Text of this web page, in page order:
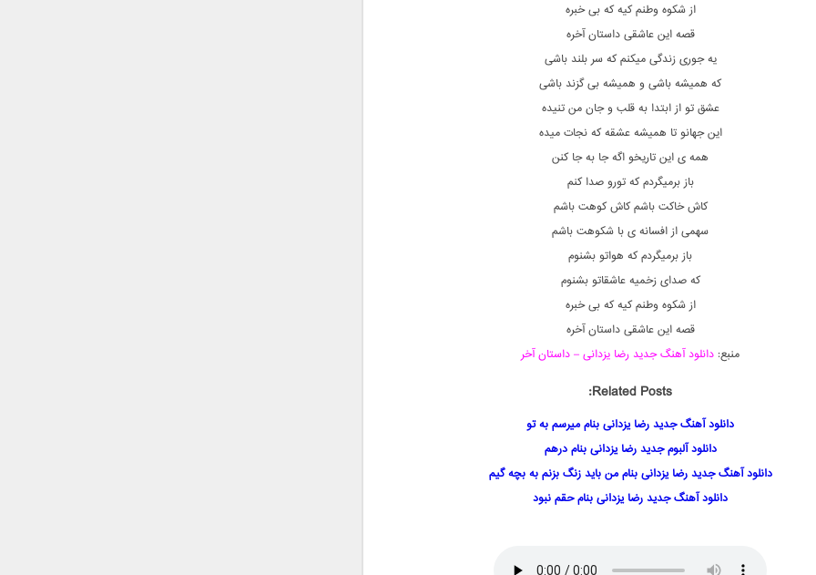
از شکوه وطنم کیه که بی خبره
قصه این عاشقی داستان آخره
یه جوری زندگی میکنم که سر بلند باشی
که همیشه باشی و همیشه بی گزند باشی
عشق تو از ابتدا به قلب و جان من تنیده
این جهانو تا همیشه عشقه که نجات میده
همه ی این تاریخو اگه جا به جا کنن
باز برمیگردم که تورو صدا کنم
کاش خاکت باشم کاش کوهت باشم
سهمی از افسانه ی با شکوهت باشم
باز برمیگردم که هواتو بشنوم
که صدای زخمیه عاشقاتو بشنوم
از شکوه وطنم کیه که بی خبره
قصه این عاشقی داستان آخره
منبع: دانلود آهنگ جدید رضا یزدانی – داستان آخر
Related Posts:
دانلود آهنگ جدید رضا یزدانی بنام میرسم به تو
دانلود آلبوم جدید رضا یزدانی بنام درهم
دانلود آهنگ جدید رضا یزدانی بنام من باید زنگ بزنم به بچه گیم
دانلود آهنگ جدید رضا یزدانی بنام حقم نبود